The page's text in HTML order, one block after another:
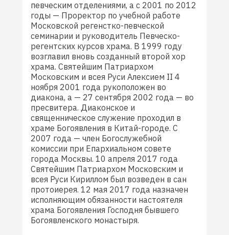
певческим отделениями, а с 2001 по 2012
годы — Проректор по учебной работе
Московской регенстко-певческой
семинарии и руководитель Певческо-
регентских курсов храма. В 1999 году
возглавил вновь созданный второй хор
храма. Святейшим Патриархом
Московским и всея Руси Алексием II 4
ноября 2001 года рукоположен во
диакона, а — 27 сентября 2002 года — во
пресвитера. Диаконское и
священническое служение проходил в
храме Богоявления в Китай-городе. С
2007 года — член Богослужебной
комиссии при Епархиальном совете
города Москвы. 10 апреля 2017 года
Святейшим Патриархом Московским и
всея Руси Кириллом был возведен в сан
протоиерея. 12 мая 2017 года назначен
исполняющим обязанности настоятеля
храма Богоявления Господня бывшего
Богоявленского монастыря.